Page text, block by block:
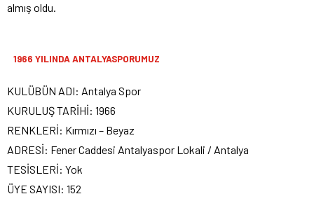
almış oldu.
1966 YILINDA ANTALYASPORUMUZ
KULÜBÜN ADI: Antalya Spor
KURULUŞ TARİHİ: 1966
RENKLERİ: Kırmızı – Beyaz
ADRESİ: Fener Caddesi Antalyaspor Lokali / Antalya
TESİSLERİ: Yok
ÜYE SAYISI: 152